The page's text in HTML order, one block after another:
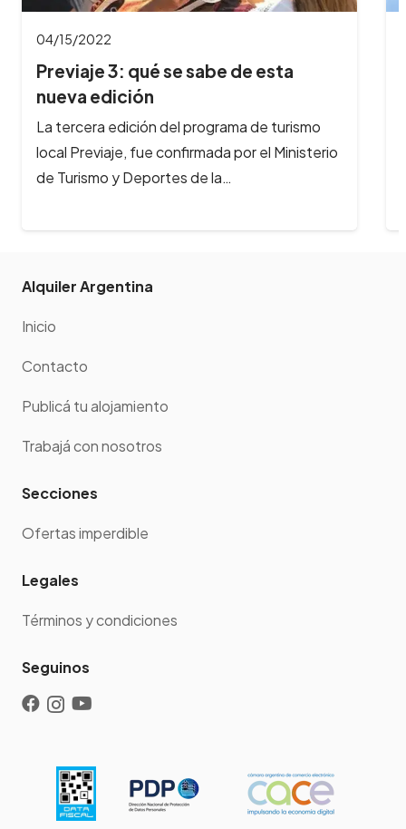
04/04/2022
Se viene el Festival gastronómico
Peperina en…
En Semana Santa, llega a Alta Gracia el
Festival Gastronómicomás importante del
interior del país. Del 14 al 16 de…
Alquiler Argentina
Inicio
Contacto
Publicá tu alojamiento
Trabajá con nosotros
Secciones
Ofertas imperdible
Legales
Términos y condiciones
Seguinos